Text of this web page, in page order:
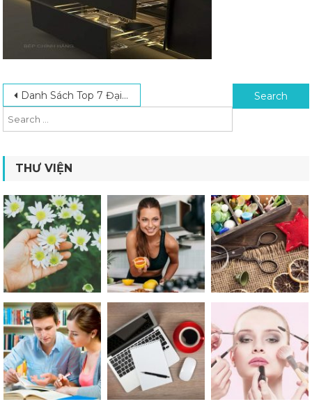
Post navigation
Danh Sách Top 7 Đại Lý Hafele Uy Tín Nhất Trên Thị Trường Hiện Nay Search for:
THƯ VIỆN